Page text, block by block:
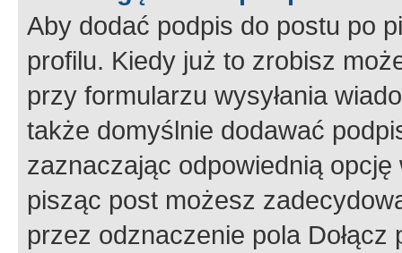
Aby dodać podpis do postu po
profilu. Kiedy już to zrobisz
przy formularzu wysyłania
także domyślnie dodawać
zaznaczając odpowiednią
pisząc post możesz
przez odznaczenie pola